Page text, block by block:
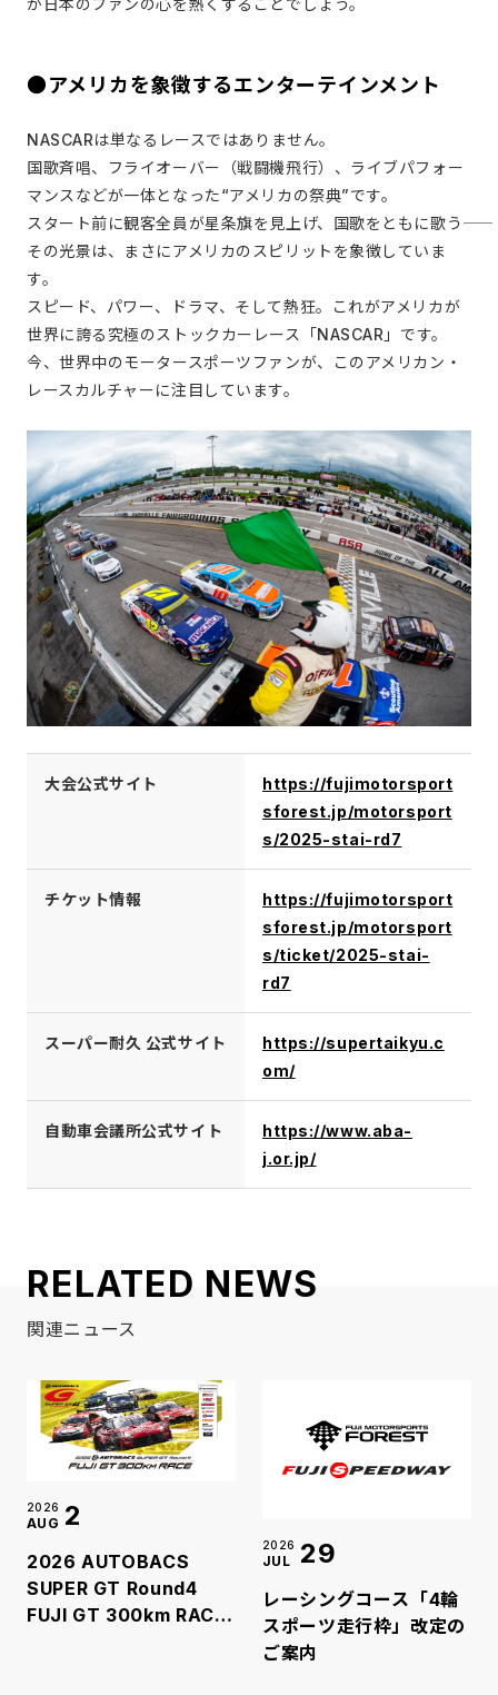
●アメリカを象徴するエンターテインメント
NASCARは単なるレースではありません。
国歌斉唱、フライオーバー（戦闘機飛行）、ライブパフォー
マンスなどが一体となった“アメリカの祭典”です。
スタート前に観客全員が星条旗を見上げ、国歌をともに歌う――
その光景は、まさにアメリカのスピリットを象徴していま
す。
スピード、パワー、ドラマ、そして熱狂。これがアメリカが
世界に誇る究極のストックカーレース「NASCAR」です。
今、世界中のモータースポーツファンが、このアメリカン・
レースカルチャーに注目しています。
大会公式サイト
https://fujimotorsport
sforest.jp/motorsport
s/2025-stai-rd7
チケット情報
https://fujimotorsport
sforest.jp/motorsport
s/ticket/2025-stai-
rd7
スーパー耐久 公式サイト
https://supertaikyu.c
om/
自動車会議所公式サイト
https://www.aba-
j.or.jp/
RELATED NEWS
関連ニュース
2026 AUTOBACS
SUPER GT Round4
FUJI GT 300km RACE
2026
AUG 2
レーシングコース「4輪
スポーツ走行枠」改定の
ご案内
2026
JUL 29